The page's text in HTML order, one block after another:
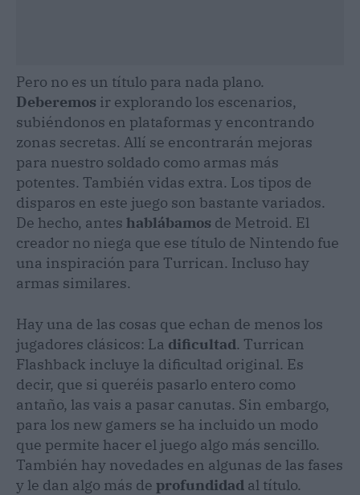
Pero no es un título para nada plano.
Deberemos ir explorando los escenarios,
subiéndonos en plataformas y encontrando
zonas secretas. Allí se encontrarán mejoras
para nuestro soldado como armas más
potentes. También vidas extra. Los tipos de
disparos en este juego son bastante variados.
De hecho, antes hablábamos de Metroid. El
creador no niega que ese título de Nintendo fue
una inspiración para Turrican. Incluso hay
armas similares.
Hay una de las cosas que echan de menos los
jugadores clásicos: La dificultad. Turrican
Flashback incluye la dificultad original. Es
decir, que si queréis pasarlo entero como
antaño, las vais a pasar canutas. Sin embargo,
para los new gamers se ha incluido un modo
que permite hacer el juego algo más sencillo.
También hay novedades en algunas de las fases
y le dan algo más de profundidad al título.